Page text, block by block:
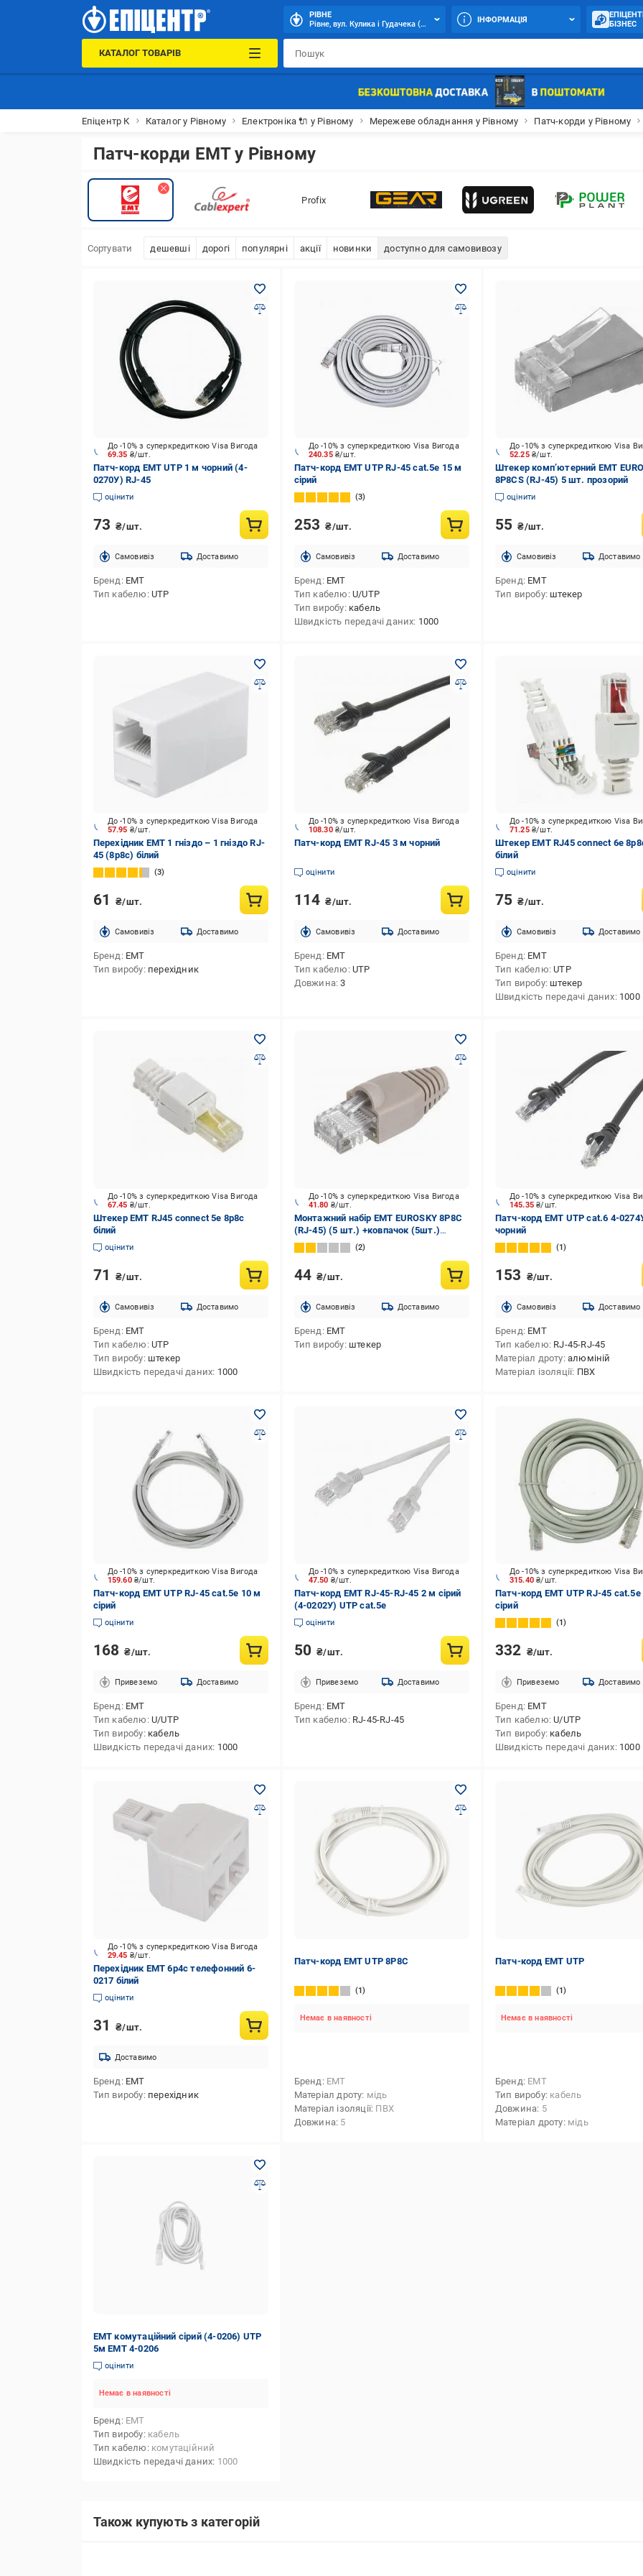
РІВНЕ
Рівне, вул. Кулика і Гудачека (Макарова), 17
ІНФОРМАЦІЯ
БІЗНЕС
КАТАЛОГ ТОВАРІВ
Епіцентр К Каталог у Рівному Електроніка 🔌 у Рівному Мережеве обладнання у Рівному Патч-корди у Рівному
Патч-корди EMT у Рівному
Profix
Сортувати дешевші дорогі популярні акції новинки доступно для самовивозу
69.35 ₴/шт.
До -10% з суперкредиткою Visa Вигода
Патч-корд ЕМТ UTP 1 м чорний (4-
0270У) RJ-45
оцінити
73 ₴/шт.
Cамовивіз Доставимо
Бренд EMT
Тип кабелю UTP
240.35₴/шт.
До -10% з суперкредиткою Visa Вигода
Патч-корд ЕМТ UTP RJ-45 cat.5e 15 м
сірий
3
253 ₴/шт.
Cамовивіз Доставимо
Бренд EMT
Тип кабелю U/UTP
Тип виробу кабель
Швидкість передачі даних 1000
52.25 ₴/шт.
До -10% з суперкредиткою Visa
Штекер комп’ютерний EMT
8Р8СS (RJ-45) 5 шт. прозорий
оцінити
55 ₴/шт.
Cамовивіз Доставимо
Бренд EMT
Тип виробу штекер
57.95 ₴/шт.
До -10% з суперкредиткою Visa Вигода
Перехідник EMT 1 гніздо – 1 гніздо RJ-
45 (8р8с) білий
3
61 ₴/шт.
Cамовивіз Доставимо
Бренд EMT
Тип виробу перехідник
108.30₴/шт.
До -10% з суперкредиткою Visa Вигода
Патч-корд EMT RJ-45 3 м чорний
оцінити
114 ₴/шт.
Cамовивіз Доставимо
Бренд EMT
Тип кабелю UTP
Довжина 3
71.25 ₴/шт.
До -10% з суперкредиткою Visa
Штекер ЕМТ RJ45 connect 6е
білий
оцінити
75 ₴/шт.
Cамовивіз Доставимо
Бренд EMT
Тип кабелю UTP
Тип виробу штекер
Швидкість передачі даних 1000
67.45 ₴/шт.
До -10% з суперкредиткою Visa Вигода
Штекер ЕМТ RJ45 connect 5e 8р8с
білий
оцінити
71 ₴/шт.
Cамовивіз Доставимо
Бренд EMT
Тип кабелю UTP
Тип виробу штекер
Швидкість передачі даних 1000
41.80 ₴/шт.
До -10% з суперкредиткою Visa Вигода
Монтажний набір EMT EUROSKY 8Р8С
(RJ-45) (5 шт.) +ковпачок (5шт.)
бежевий
2
44 ₴/шт.
Cамовивіз Доставимо
Бренд EMT
Тип виробу штекер
145.35₴/шт.
До -10% з суперкредиткою Visa
Патч-корд ЕМТ UTP cat.6 4-
чорний
1
153 ₴/шт.
Cамовивіз Доставимо
Бренд EMT
Тип кабелю RJ-45-RJ-45
Матеріал дроту алюміній
Матеріал ізоляції ПВХ
159.60 ₴/шт.
До -10% з суперкредиткою Visa Вигода
Патч-корд ЕМТ UTP RJ-45 cat.5e 10 м
сірий
оцінити
168 ₴/шт.
Привеземо Доставимо
Бренд EMT
Тип кабелю U/UTP
Тип виробу кабель
Швидкість передачі даних 1000
47.50 ₴/шт.
До -10% з суперкредиткою Visa Вигода
Патч-корд ЕМТ RJ-45-RJ-45 2 м сірий
(4-0202У) UTP cat.5e
оцінити
50 ₴/шт.
Привеземо Доставимо
Бренд EMT
Тип кабелю RJ-45-RJ-45
315.40₴/шт.
До -10% з суперкредиткою Visa
Патч-корд ЕМТ UTP RJ-45 cat.5e
сірий
1
332 ₴/шт.
Привеземо Доставимо
Бренд EMT
Тип кабелю U/UTP
Тип виробу кабель
Швидкість передачі даних 1000
29.45 ₴/шт.
До -10% з суперкредиткою Visa Вигода
Перехідник ЕМТ 6р4с телефонний 6-
0217 білий
оцінити
31 ₴/шт.
Доставимо
Бренд EMT
Тип виробу перехідник
Патч-корд EMT UTP 8Р8С
1
Немає в наявності
Бренд EMT
Матеріал дроту мідь
Матеріал ізоляції ПВХ
Довжина 5
Патч-корд EMT UTP
1
Немає в наявності
Бренд EMT
Тип виробу кабель
Довжина 5
Матеріал дроту мідь
EMT комутаційний сірий (4-0206) UTP
5м ЕМТ 4-0206
оцінити
Немає в наявності
Бренд EMT
Тип виробу кабель
Тип кабелю комутаційний
Швидкість передачі даних 1000
Також купують з категорій